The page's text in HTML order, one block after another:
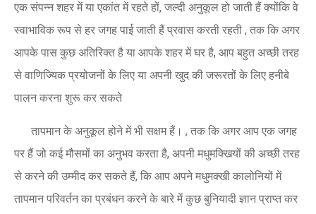
एक संपन्न शहर में या एकांत में रहते हों, जल्दी अनुकूल हो जाती हैं क्योंकि वे
स्वाभाविक रूप से हर जगह पाई जाती हैं प्रवास करती रहती , तक ​​कि अगर
आपके पास कुछ अतिरिक्त है या आपके शहर में घर है, आप बहुत अच्छी तरह
से वाणिज्यिक प्रयोजनों के लिए या अपनी खुद की जरूरतों के लिए हनीबे
पालन करना शुरू कर सकते
तापमान के अनुकूल होने में भी सक्षम हैं। , तक ​​कि अगर आप एक जगह
पर हैं जो कई मौसमों का अनुभव करता है, अपनी मधुमक्खियों की अच्छी तरह
से करने की उम्मीद कर सकते हैं, कि आप अपने मधुमक्खी कालोनियों में
तापमान परिवर्तन का प्रबंधन करने के बारे में कुछ बुनियादी ज्ञान प्राप्त कर